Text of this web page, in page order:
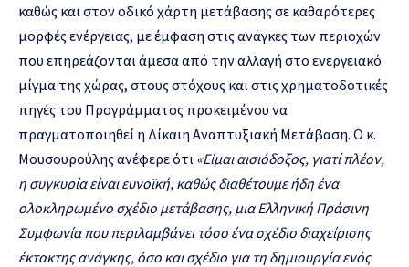
καθώς και στον οδικό χάρτη μετάβασης σε καθαρότερες
μορφές ενέργειας, με έμφαση στις ανάγκες των περιοχών
που επηρεάζονται άμεσα από την αλλαγή στο ενεργειακό
μίγμα της χώρας, στους στόχους και στις χρηματοδοτικές
πηγές του Προγράμματος προκειμένου να
πραγματοποιηθεί η Δίκαιη Αναπτυξιακή Μετάβαση. Ο κ.
Μουσουρούλης ανέφερε ότι «Είμαι αισιόδοξος, γιατί πλέον,
η συγκυρία είναι ευνοϊκή, καθώς διαθέτουμε ήδη ένα
ολοκληρωμένο σχέδιο μετάβασης, μια Ελληνική Πράσινη
Συμφωνία που περιλαμβάνει τόσο ένα σχέδιο διαχείρισης
έκτακτης ανάγκης, όσο και σχέδιο για τη δημιουργία ενός